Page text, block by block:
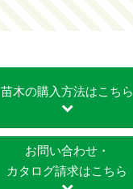
苗木の購入方法はこちら
お問い合わせ・
カタログ請求はこちら